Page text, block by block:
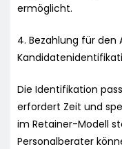
ermöglicht.
4. Bezahlung für den
Die Identifikation
erfordert Zeit und
im Retainer-Modell
Personalberater